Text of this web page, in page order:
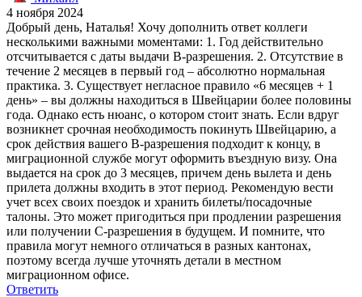
4 ноября 2024
Добрый день, Наталья! Хочу дополнить ответ коллеги
несколькими важными моментами: 1. Год действительно
отсчитывается с даты выдачи B-разрешения. 2. Отсутствие в
течение 2 месяцев в первый год – абсолютно нормальная
практика. 3. Существует негласное правило «6 месяцев + 1
день» – вы должны находиться в Швейцарии более половины
года. Однако есть нюанс, о котором стоит знать. Если вдруг
возникнет срочная необходимость покинуть Швейцарию, а
срок действия вашего B-разрешения подходит к концу, в
миграционной службе могут оформить въездную визу. Она
выдается на срок до 3 месяцев, причем день вылета и день
прилета должны входить в этот период. Рекомендую вести
учет всех своих поездок и хранить билеты/посадочные
талоны. Это может пригодиться при продлении разрешения
или получении С-разрешения в будущем. И помните, что
правила могут немного отличаться в разных кантонах,
поэтому всегда лучше уточнять детали в местном
миграционном офисе.
Ответить